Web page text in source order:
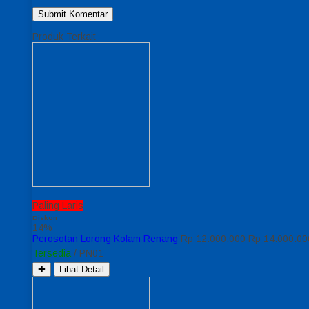
Produk Terkait
Paling Laris
Diskon
14%
Perosotan Lorong Kolam Renang Rp 12.000.000 Rp
Tersedia / PN01
✚ Lihat Detail